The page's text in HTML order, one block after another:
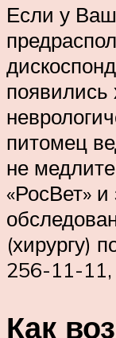
Если у
появились
питомец
не
«РосВет»
(хирургу)
256-11-11,
Как